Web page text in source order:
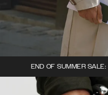
END OF SUMMER